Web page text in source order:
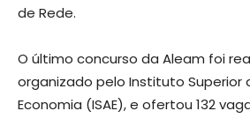
de Rede.
O último concurso da Aleam foi
organizado pelo Instituto Superior
Economia (ISAE), e ofertou 132